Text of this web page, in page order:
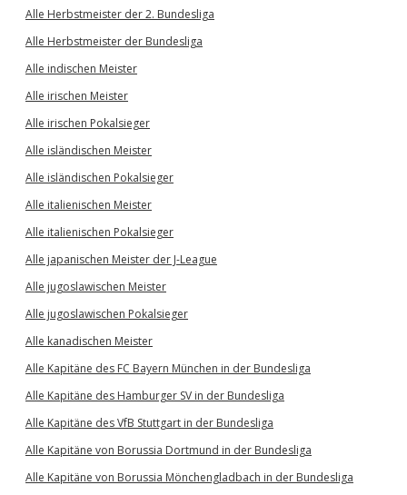
Alle Herbstmeister der 2. Bundesliga
Alle Herbstmeister der Bundesliga
Alle indischen Meister
Alle irischen Meister
Alle irischen Pokalsieger
Alle isländischen Meister
Alle isländischen Pokalsieger
Alle italienischen Meister
Alle italienischen Pokalsieger
Alle japanischen Meister der J-League
Alle jugoslawischen Meister
Alle jugoslawischen Pokalsieger
Alle kanadischen Meister
Alle Kapitäne des FC Bayern München in der Bundesliga
Alle Kapitäne des Hamburger SV in der Bundesliga
Alle Kapitäne des VfB Stuttgart in der Bundesliga
Alle Kapitäne von Borussia Dortmund in der Bundesliga
Alle Kapitäne von Borussia Mönchengladbach in der Bundesliga